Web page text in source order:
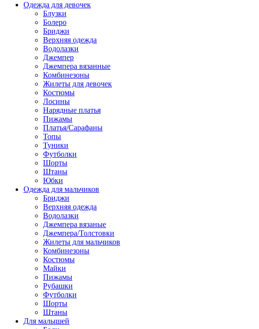
Одежда для девочек
Блузки
Болеро
Бриджи
Верхняя одежда
Водолазки
Джемпер
Джемпера вязанные
Комбинезоны
Жилеты для девочек
Костюмы
Лосины
Нарядные платья
Пижамы
Платья/Сарафаны
Топы
Туники
Футболки
Шорты
Штаны
Юбки
Одежда для мальчиков
Бриджи
Верхняя одежда
Водолазки
Джемпера вязаные
Джемпера/Толстовки
Жилеты для мальчиков
Комбинезоны
Костюмы
Майки
Пижамы
Рубашки
Футболки
Шорты
Штаны
Для малышей